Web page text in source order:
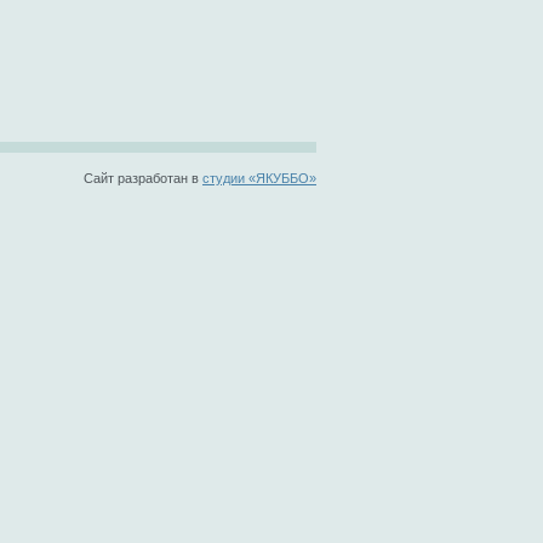
Cайт разработан в студии «ЯКУББО»